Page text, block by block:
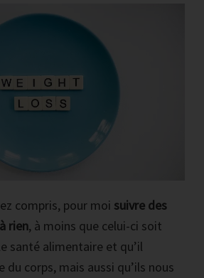
compris, pour moi suivre des
rien, à moins que celui-ci soit
santé alimentaire et qu’il
du corps, mais aussi qu’ils nous